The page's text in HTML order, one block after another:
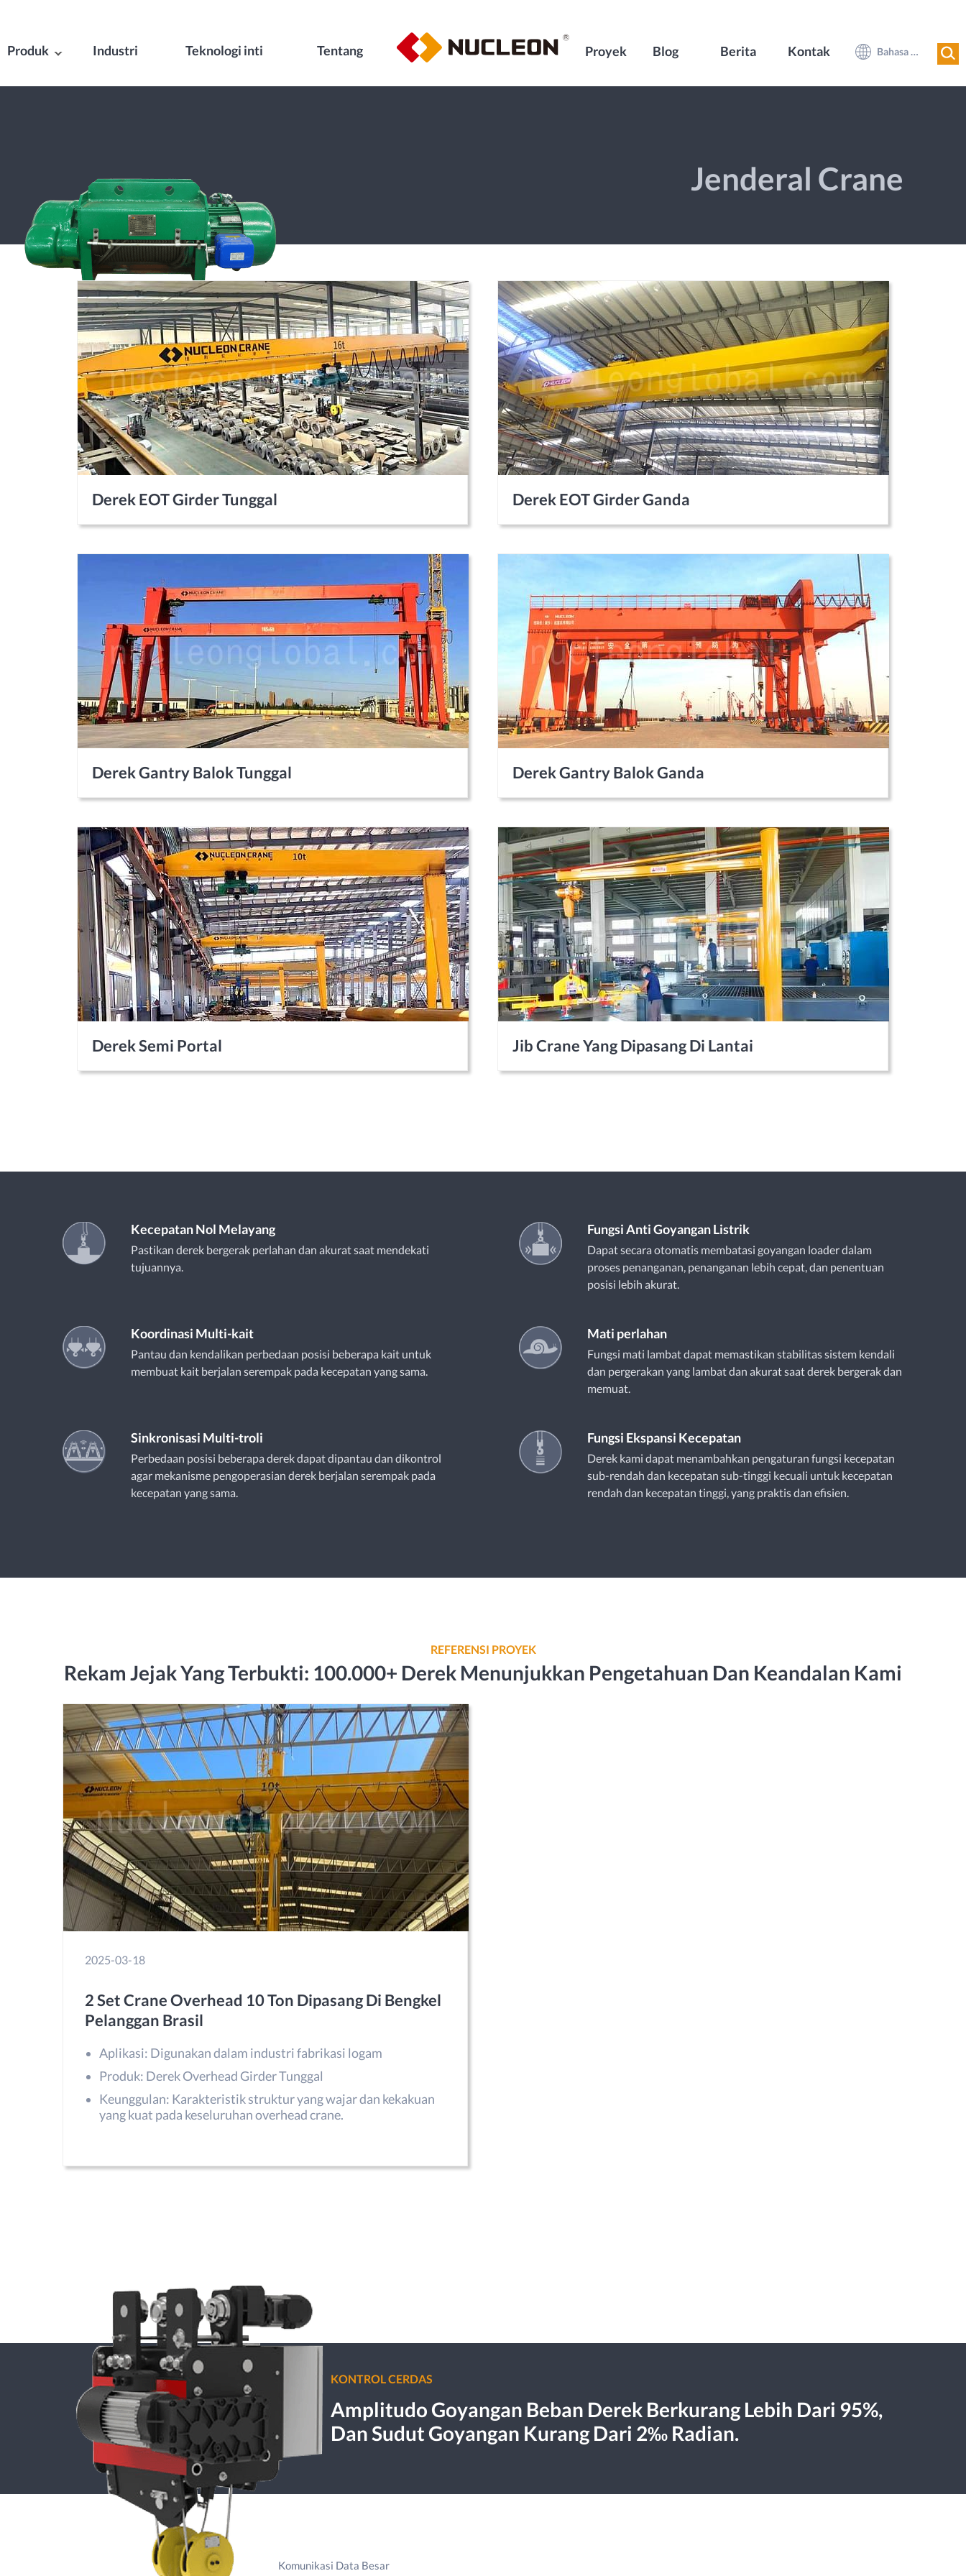
Produk Industri Teknologi inti Tentang Proyek Blog Berita Kontak Bahasa Indonesia
Jenderal Crane
Derek EOT Girder Tunggal Derek EOT Girder Ganda
Derek Gantry Balok Tunggal Derek Gantry Balok Ganda
Derek Semi Portal Jib Crane Yang Dipasang Di Lantai
Kecepatan Nol Melayang
Pastikan derek bergerak perlahan dan akurat saat mendekati
tujuannya.
Fungsi Anti Goyangan Listrik
Dapat secara otomatis membatasi goyangan loader dalam
proses penanganan, penanganan lebih cepat, dan penentuan
posisi lebih akurat.
Koordinasi Multi-kait
Pantau dan kendalikan perbedaan posisi beberapa kait untuk
membuat kait berjalan serempak pada kecepatan yang sama.
Mati perlahan
Fungsi mati lambat dapat memastikan stabilitas sistem kendali
dan pergerakan yang lambat dan akurat saat derek bergerak dan
memuat.
Sinkronisasi Multi-troli
Perbedaan posisi beberapa derek dapat dipantau dan dikontrol
agar mekanisme pengoperasian derek berjalan serempak pada
kecepatan yang sama.
Fungsi Ekspansi Kecepatan
Derek kami dapat menambahkan pengaturan fungsi kecepatan
sub-rendah dan kecepatan sub-tinggi kecuali untuk kecepatan
rendah dan kecepatan tinggi, yang praktis dan efisien.
REFERENSI PROYEK
Rekam Jejak Yang Terbukti: 100.000+ Derek Menunjukkan Pengetahuan Dan Keandalan Kami
2025-03-18
2 Set Crane Overhead 10 Ton Dipasang Di Bengkel
Pelanggan Brasil
Aplikasi: Digunakan dalam industri fabrikasi logam
Produk: Derek Overhead Girder Tunggal
Keunggulan: Karakteristik struktur yang wajar dan kekakuan
yang kuat pada keseluruhan overhead crane.
KONTROL CERDAS
Amplitudo Goyangan Beban Derek Berkurang Lebih Dari 95%,
Dan Sudut Goyangan Kurang Dari 2‰ Radian.
Komunikasi Data Besar